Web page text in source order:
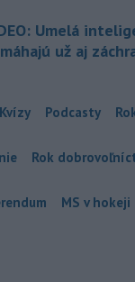
Umelá
už aj
Kvízy Podcasty
Rok
MS v hokeji